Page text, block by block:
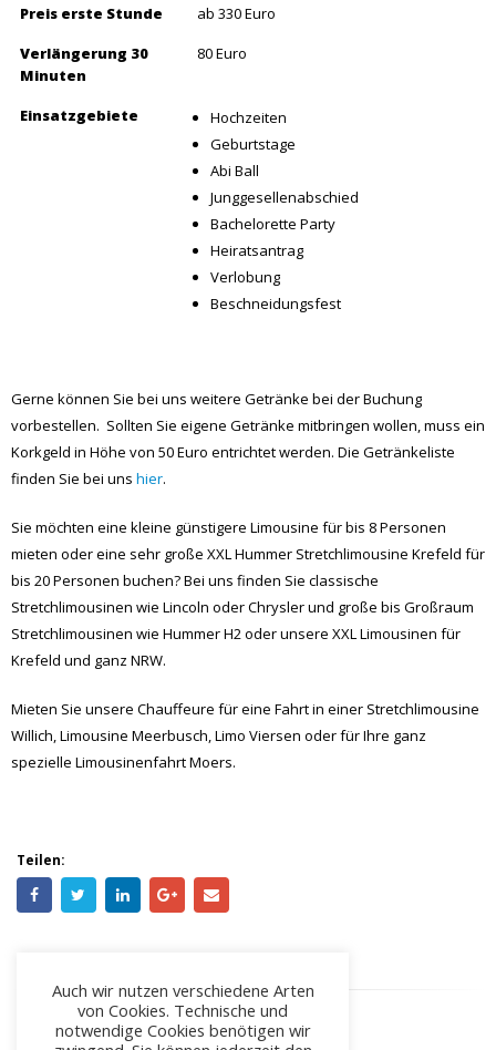
Preis erste Stunde
ab 330 Euro
Verlängerung 30
Minuten
80 Euro
Einsatzgebiete
Hochzeiten
Geburtstage
Abi Ball
Junggesellenabschied
Bachelorette Party
Heiratsantrag
Verlobung
Beschneidungsfest
Gerne können Sie bei uns weitere Getränke bei der Buchung
vorbestellen. Sollten Sie eigene Getränke mitbringen wollen, muss ein
Korkgeld in Höhe von 50 Euro entrichtet werden. Die Getränkeliste
finden Sie bei uns hier.
Sie möchten eine kleine günstigere Limousine für bis 8 Personen
mieten oder eine sehr große XXL Hummer Stretchlimousine Krefeld für
bis 20 Personen buchen? Bei uns finden Sie classische
Stretchlimousinen wie Lincoln oder Chrysler und große bis Großraum
Stretchlimousinen wie Hummer H2 oder unsere XXL Limousinen für
Krefeld und ganz NRW.
Mieten Sie unsere Chauffeure für eine Fahrt in einer Stretchlimousine
Willich, Limousine Meerbusch, Limo Viersen oder für Ihre ganz
spezielle Limousinenfahrt Moers.
Teilen:
Auch wir nutzen verschiedene Arten
von Cookies. Technische und
notwendige Cookies benötigen wir